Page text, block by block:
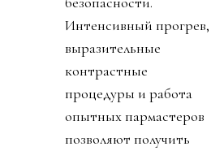
Интенсивный прогрев,
выразительные
контрастные
процедуры и работа
опытных пармастеров
позволяют получить